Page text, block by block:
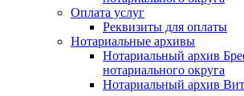
Оплата услуг
Реквизиты для оплаты
Нотариальные архивы
Нотариальный архив
нотариального округа
Нотариальный архив